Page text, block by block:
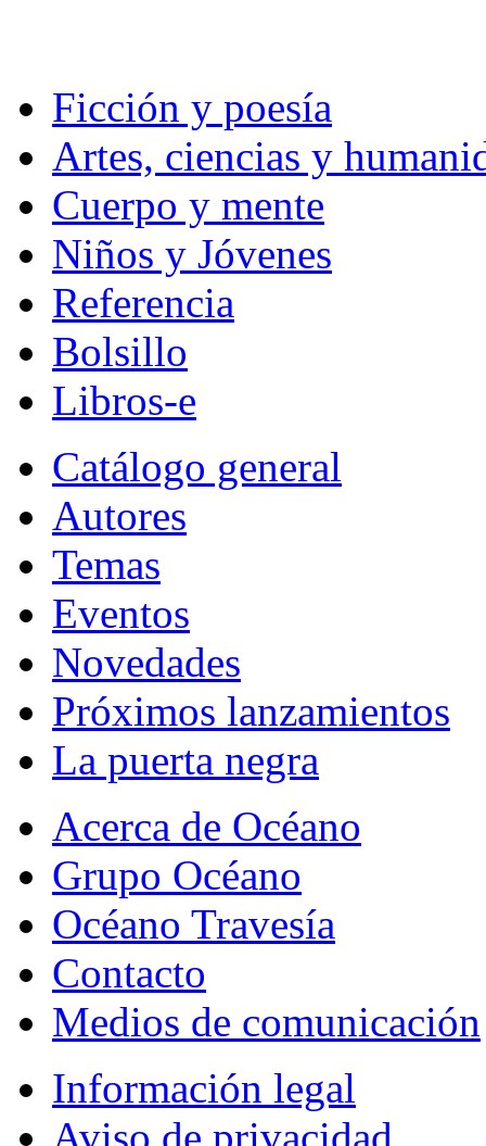
Ficción y poesía
Artes, ciencias y
Cuerpo y mente
Niños y Jóvenes
Referencia
Bolsillo
Libros-e
Catálogo general
Autores
Temas
Eventos
Novedades
Próximos lanzamientos
La puerta negra
Acerca de Océano
Grupo Océano
Océano Travesía
Contacto
Medios de comunicación
Información legal